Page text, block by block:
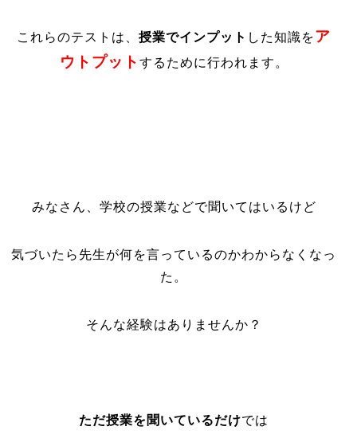
これらのテストは、授業でインプット した知識をア
ウトプット するために行われます。
みなさん、学校の授業などで聞いてはいるけど
気づいたら先生が何を言っているのかわからなくなっ
た。
そんな経験はありませんか？
ただ授業を聞いているだけでは